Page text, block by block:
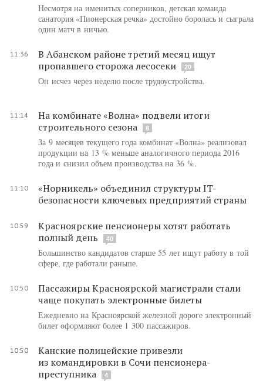
Несмотря на именитых соперников, детская команда
санатория «Пионерская речка» достойно боролась и сыграла
один матч в ничью.
11:36
В Абанском районе третий месяц ищут
пропавшего сторожа лесосеки
20
Он исчез через неделю после трудоустройства.
11:14
На комбинате «Волна» подвели итоги
строительного сезона
8
За 9 месяцев текущего года комбинат «Волна» реализовал
продукции на 13 % меньше аналогичного периода 2016
года и снизил объем производства на 36 %.
11:10
«Норникель» объединил структуры IT-
безопасности ключевых предприятий страны
10:59
Красноярские пенсионеры хотят работать
полный день
40
Большинство кандидатов старше 55 лет ищут работу в той
сфере, где работали раньше.
10:50
Пассажиры Красноярской магистрали стали
чаще покупать электронные билеты
Ежедневно на Красноярской железной дороге электронный
билет оформляют более 1 300 пассажиров.
10:50
Канские полицейские привезли
из командировки в Сочи пенсионера-
преступника
4